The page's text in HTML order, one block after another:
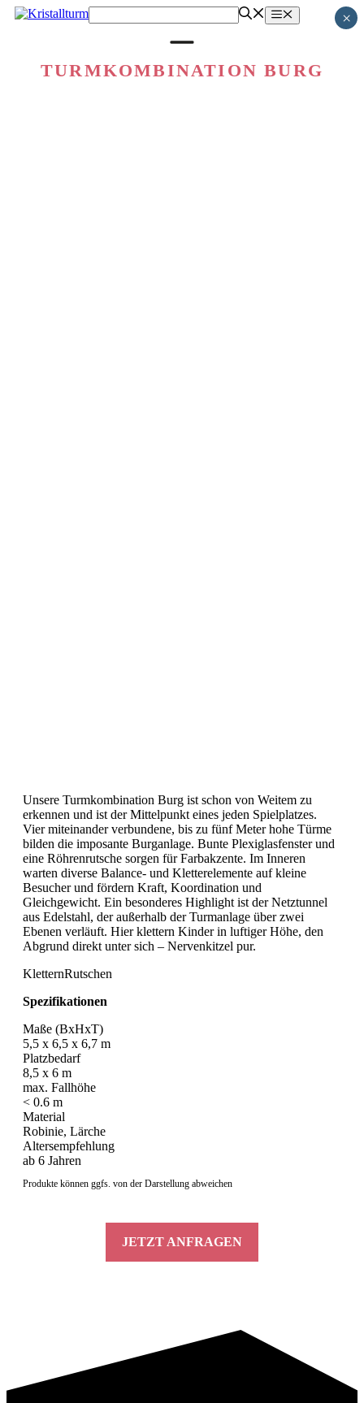
Zum
Menü
TURMKOMBINATION BURG
Unsere Turmkombination Burg ist schon von Weitem zu
erkennen und ist der Mittelpunkt eines jeden Spielplatzes.
Vier miteinander verbundene, bis zu fünf Meter hohe Türme
bilden die imposante Burganlage. Bunte Plexiglasfenster und
eine Röhrenrutsche sorgen für Farbakzente. Im Inneren
warten diverse Balance- und Kletterelemente auf kleine
Besucher und fördern Kraft, Koordination und
Gleichgewicht. Ein besonderes Highlight ist der Netztunnel
aus Edelstahl, der außerhalb der Turmanlage über zwei
Ebenen verläuft. Hier klettern Kinder in luftiger Höhe, den
Abgrund direkt unter sich – Nervenkitzel pur.
KletternRutschen
Spezifikationen
Maße (BxHxT)
5,5 x 6,5 x 6,7 m
Platzbedarf
8,5 x 6 m
max. Fallhöhe
< 0.6 m
Material
Robinie, Lärche
Altersempfehlung
ab 6 Jahren
Produkte können ggfs. von der Darstellung abweichen
JETZT ANFRAGEN
×